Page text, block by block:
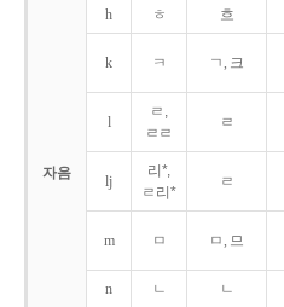
자음
h ㅎ 흐
k ㅋ ㄱ, 크
l
ㄹ,
ㄹㄹ
ㄹ
lj
리*,
ㄹ리*
ㄹ
m ㅁ ㅁ, 므
n ㄴ ㄴ